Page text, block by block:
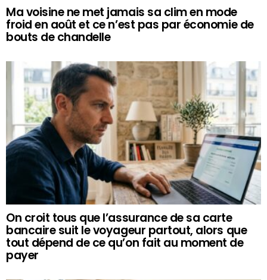
Ma voisine ne met jamais sa clim en mode
froid en août et ce n’est pas par économie de
bouts de chandelle
On croit tous que l’assurance de sa carte
bancaire suit le voyageur partout, alors que
tout dépend de ce qu’on fait au moment de
payer